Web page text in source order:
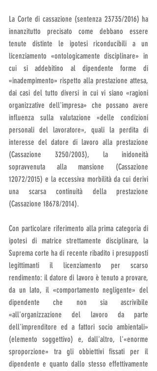
La Corte di cassazione (sentenza 23735/2016) ha
innanzitutto precisato come debbano essere
tenute distinte le ipotesi riconducibili a un
licenziamento «ontologicamente disciplinare» in
cui si addebitino al dipendente forme di
«inadempimento» rispetto alla prestazione attesa,
dai casi del tutto diversi in cui vi siano «ragioni
organizzative dell'impresa» che possano avere
influenza sulla valutazione «delle condizioni
personali del lavoratore», quali la perdita di
interesse del datore di lavoro alla prestazione
(Cassazione 3250/2003), la inidoneità
sopravvenuta alla mansione (Cassazione
12072/2015) e la eccessiva morbilità da cui derivi
una scarsa continuità della prestazione
(Cassazione 18678/2014).
Con particolare riferimento alla prima categoria di
ipotesi di matrice strettamente disciplinare, la
Suprema corte ha di recente ribadito i presupposti
legittimanti il licenziamento per scarso
rendimento: il datore di lavoro è tenuto a provare,
da un lato, il «comportamento negligente» del
dipendente che non sia ascrivibile
«all'organizzazione del lavoro da parte
dell'imprenditore ed a fattori socio ambientali»
(elemento soggettivo) e, dall'altro, l'«enorme
sproporzione» tra gli obbiettivi fissati per il
dipendente e quanto dallo stesso effettivamente